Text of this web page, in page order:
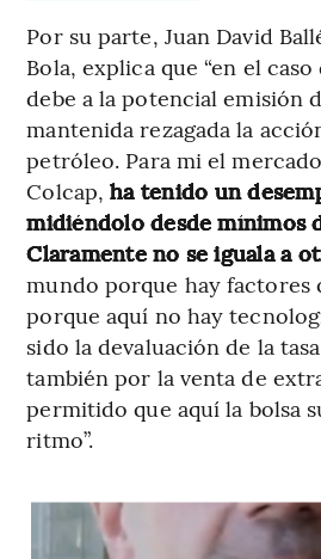
Por su parte, Juan David
Bola, explica que “en el
debe a la potencial emisión
mantenida rezagada la
petróleo. Para mi el
Colcap,ha tenido un
midiéndolo desde mínimos
Claramente no se iguala a
mundo porque hay factores
porque aquí no hay
sido la devaluación de la
también por la venta de
permitido que aquí la bolsa
ritmo”.